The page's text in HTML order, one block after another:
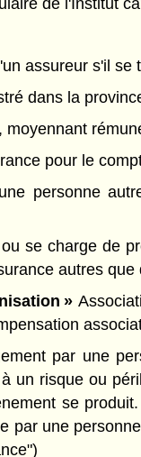
assureur s'il se
dans la
pour le
personne
se charge de
autres
»
par une
un risque ou
se
par une